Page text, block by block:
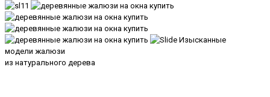
Изысканные
модели жалюзи
из натурального дерева